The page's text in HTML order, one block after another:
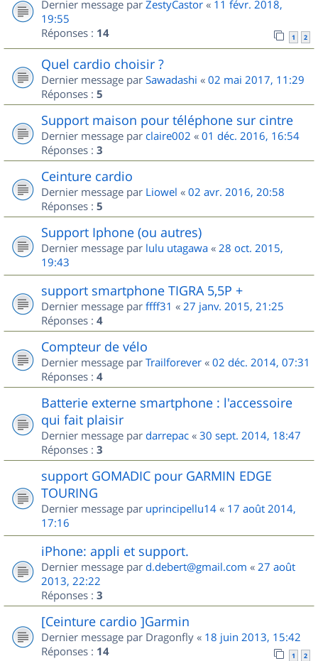
Dernier message par ZestyCastor « 11 févr. 2018,
19:55
Réponses : 14 1 2
Quel cardio choisir ?
Dernier message par Sawadashi « 02 mai 2017, 11:29
Réponses : 5
Support maison pour téléphone sur cintre
Dernier message par claire002 « 01 déc. 2016, 16:54
Réponses : 3
Ceinture cardio
Dernier message par Liowel « 02 avr. 2016, 20:58
Réponses : 5
Support Iphone (ou autres)
Dernier message par lulu utagawa « 28 oct. 2015,
19:43
support smartphone TIGRA 5,5P +
Dernier message par ffff31 « 27 janv. 2015, 21:25
Réponses : 4
Compteur de vélo
Dernier message par Trailforever « 02 déc. 2014, 07:31
Réponses : 4
Batterie externe smartphone : l'accessoire
qui fait plaisir
Dernier message par darrepac « 30 sept. 2014, 18:47
Réponses : 3
support GOMADIC pour GARMIN EDGE
TOURING
Dernier message par uprincipellu14 « 17 août 2014,
17:16
iPhone: appli et support.
Dernier message par d.debert@gmail.com « 27 août
2013, 22:22
Réponses : 3
[Ceinture cardio ]Garmin
Dernier message par Dragonfly « 18 juin 2013, 15:42
Réponses : 14 1 2